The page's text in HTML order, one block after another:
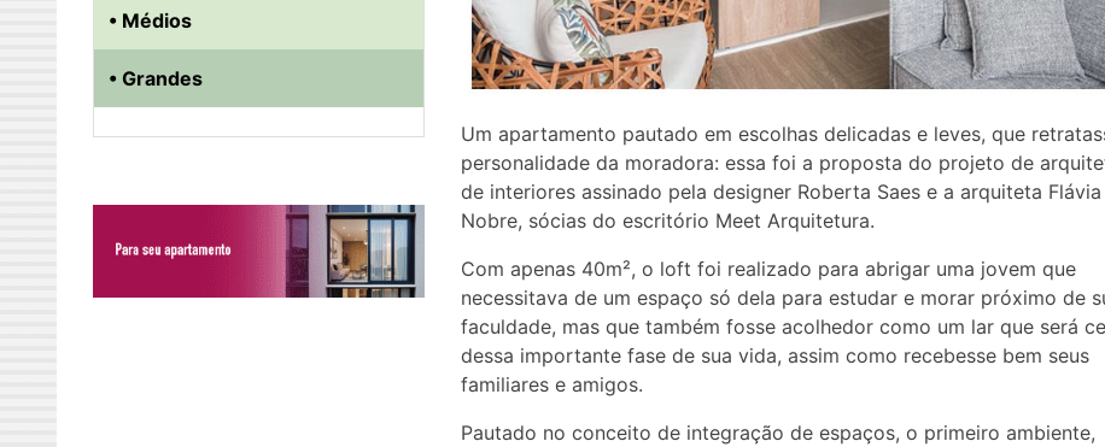
Um apartamento pautado em escolhas delicadas e leves, que
personalidade da moradora: essa foi a proposta do projeto de
de interiores assinado pela designer Roberta Saes e a arquiteta Flávia
Nobre, sócias do escritório Meet Arquitetura.
Com apenas 40m², o loft foi realizado para abrigar uma jovem que
necessitava de um espaço só dela para estudar e morar próximo de
faculdade, mas que também fosse acolhedor como um lar que será
dessa importante fase de sua vida, assim como recebesse bem seus
familiares e amigos.
Pautado no conceito de integração de espaços, o primeiro ambiente,
• Médios
• Grandes